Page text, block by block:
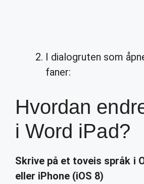
I dialogruten som
faner:
Hvordan
i Word iPad?
Skrive på et toveis språk i
eller iPhone (iOS 8)